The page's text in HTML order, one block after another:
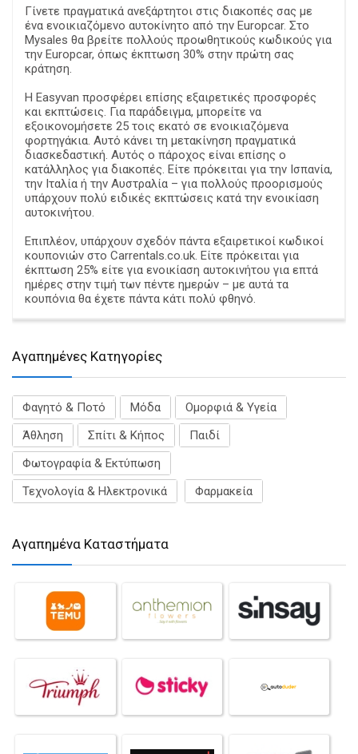
Γίνετε πραγματικά ανεξάρτητοι στις διακοπές σας με
ένα ενοικιαζόμενο αυτοκίνητο από την Europcar. Στο
Mysales θα βρείτε πολλούς προωθητικούς κωδικούς για
την Europcar, όπως έκπτωση 30% στην πρώτη σας
κράτηση.
Η Easyvan προσφέρει επίσης εξαιρετικές προσφορές
και εκπτώσεις. Για παράδειγμα, μπορείτε να
εξοικονομήσετε 25 τοις εκατό σε ενοικιαζόμενα
φορτηγάκια. Αυτό κάνει τη μετακίνηση πραγματικά
διασκεδαστική. Αυτός ο πάροχος είναι επίσης ο
κατάλληλος για διακοπές. Είτε πρόκειται για την Ισπανία,
την Ιταλία ή την Αυστραλία – για πολλούς προορισμούς
υπάρχουν πολύ ειδικές εκπτώσεις κατά την ενοικίαση
αυτοκινήτου.
Επιπλέον, υπάρχουν σχεδόν πάντα εξαιρετικοί κωδικοί
κουπονιών στο Carrentals.co.uk. Είτε πρόκειται για
έκπτωση 25% είτε για ενοικίαση αυτοκινήτου για επτά
ημέρες στην τιμή των πέντε ημερών – με αυτά τα
κουπόνια θα έχετε πάντα κάτι πολύ φθηνό.
Aγαπημένες Κατηγορίες
Φαγητό & Ποτό Μόδα
Ομορφιά & Υγεία
Άθληση
Σπίτι & Κήπος
Παιδί
Φωτογραφία & Εκτύπωση
Τεχνολογία & Ηλεκτρονικά
Φαρμακεία
Αγαπημένα Καταστήματα